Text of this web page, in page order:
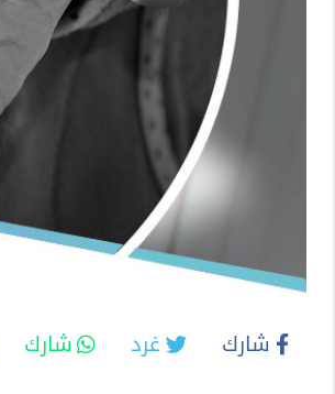
شارك غرد شارك